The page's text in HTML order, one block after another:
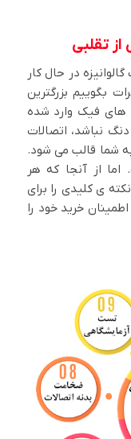
تقلبی
در حال کار
بگوییم بزرگترین
های فیک وارد شده
نباشد، اتصالات
شما قالب می شود.
از آنجا که هر
ی کلیدی را برای
خرید خود را